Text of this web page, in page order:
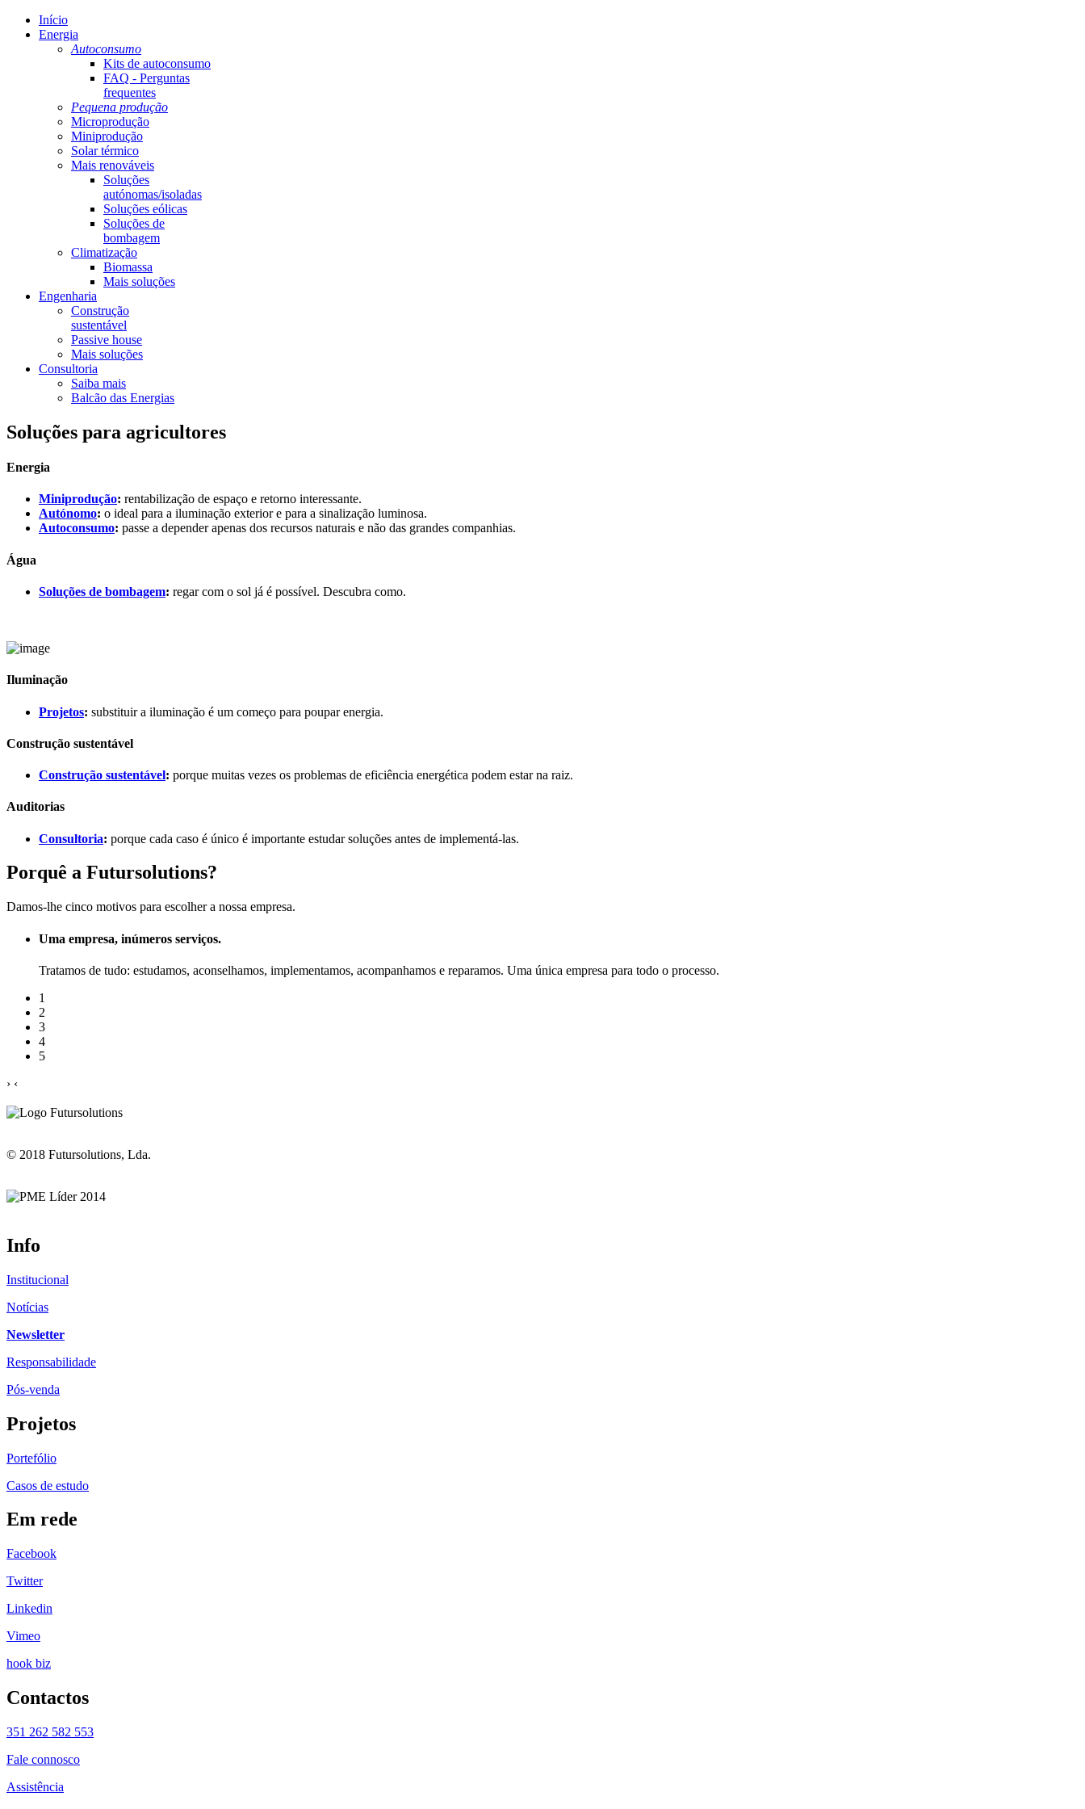
Início
Energia
Autoconsumo
Kits de autoconsumo
FAQ - Perguntas
frequentes
Pequena produção
Microprodução
Miniprodução
Solar térmico
Mais renováveis
Soluções
autónomas/isoladas
Soluções eólicas
Soluções de
bombagem
Climatização
Biomassa
Mais soluções
Engenharia
Construção
sustentável
Passive house
Mais soluções
Consultoria
Saiba mais
Balcão das Energias
Soluções para agricultores
Energia
Miniprodução: rentabilização de espaço e retorno interessante.
Autónomo: o ideal para a iluminação exterior e para a sinalização luminosa.
Autoconsumo: passe a depender apenas dos recursos naturais e não das grandes companhias.
Água
Soluções de bombagem: regar com o sol já é possível. Descubra como.
Iluminação
Projetos: substituir a iluminação é um começo para poupar energia.
Construção sustentável
Construção sustentável: porque muitas vezes os problemas de eficiência energética podem estar na raiz.
Auditorias
Consultoria: porque cada caso é único é importante estudar soluções antes de implementá-las.
Porquê a Futursolutions?
Damos-lhe cinco motivos para escolher a nossa empresa.
Uma empresa, inúmeros serviços.
Tratamos de tudo: estudamos, aconselhamos, implementamos, acompanhamos e reparamos. Uma única empresa para todo o processo.
1
2
3
4
5
› ‹
© 2018 Futursolutions, Lda.
Info
Institucional
Notícias
Newsletter
Responsabilidade
Pós-venda
Projetos
Portefólio
Casos de estudo
Em rede
Facebook
Twitter
Linkedin
Vimeo
hook biz
Contactos
351 262 582 553
Fale connosco
Assistência